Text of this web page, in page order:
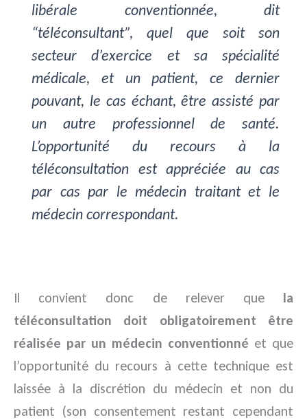
libérale conventionnée, dit
“téléconsultant”, quel que soit son
secteur d’exercice et sa spécialité
médicale, et un patient, ce dernier
pouvant, le cas échant, être assisté par
un autre professionnel de santé.
L’opportunité du recours à la
téléconsultation est appréciée au cas
par cas par le médecin traitant et le
médecin correspondant.
Il convient donc de relever que la
téléconsultation doit obligatoirement être
réalisée par un médecin conventionné et que
l’opportunité du recours à cette technique est
laissée à la discrétion du médecin et non du
patient (son consentement restant cependant